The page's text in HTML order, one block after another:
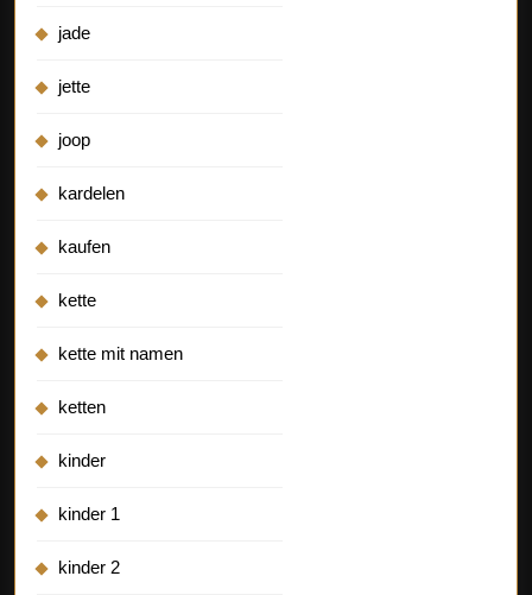
jade
jette
joop
kardelen
kaufen
kette
kette mit namen
ketten
kinder
kinder 1
kinder 2